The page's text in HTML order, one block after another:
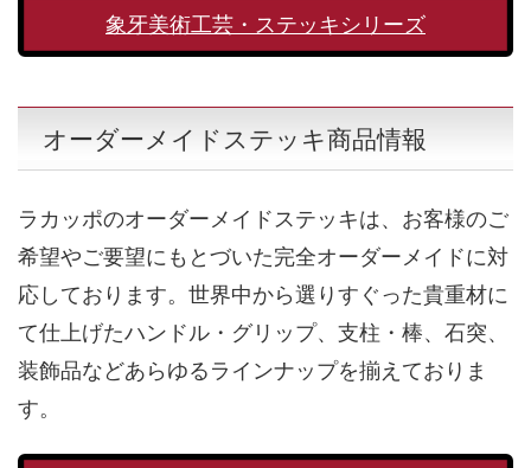
象牙美術工芸・ステッキシリーズ
オーダーメイドステッキ商品情報
ラカッポのオーダーメイドステッキは、お客様のご
希望やご要望にもとづいた完全オーダーメイドに対
応しております。世界中から選りすぐった貴重材に
て仕上げたハンドル・グリップ、支柱・棒、石突、
装飾品などあらゆるラインナップを揃えておりま
す。